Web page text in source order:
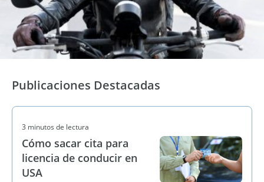
Publicaciones Destacadas
3 minutos de lectura
Cómo sacar cita para
licencia de conducir en
USA